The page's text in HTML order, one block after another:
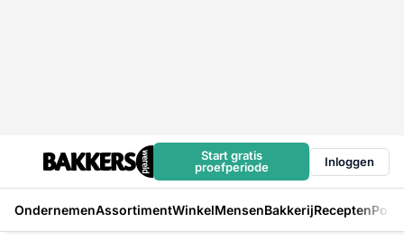
Start gratis
proefperiode
Inloggen
OndernemenAssortimentWinkelMensenBakkerijRecepten